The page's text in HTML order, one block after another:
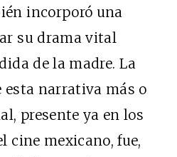
incorporó una
su drama vital
de la madre. La
esta narrativa más o
presente ya en los
cine mexicano, fue,